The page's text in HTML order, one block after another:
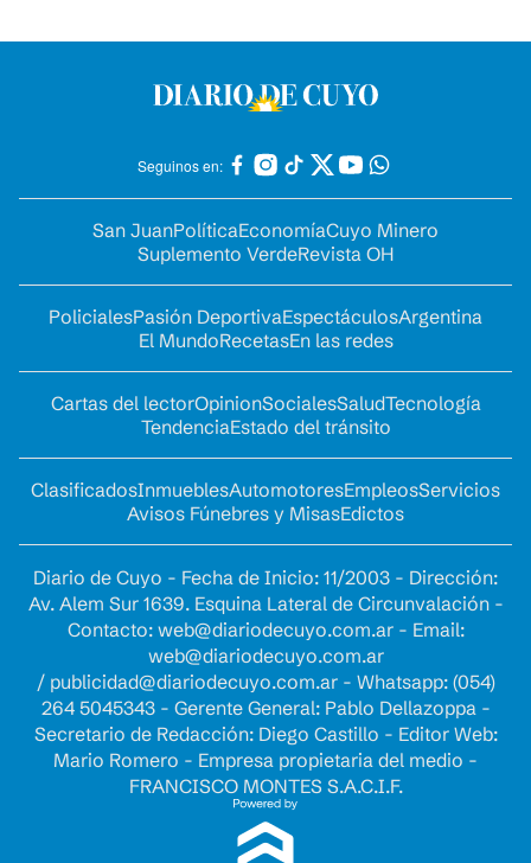
Seguinos en:
San JuanPolíticaEconomíaCuyo Minero
Suplemento VerdeRevista OH
PolicialesPasión DeportivaEspectáculosArgentina
El MundoRecetasEn las redes
Cartas del lectorOpinionSocialesSaludTecnología
TendenciaEstado del tránsito
ClasificadosInmueblesAutomotoresEmpleosServicios
Avisos Fúnebres y MisasEdictos
Diario de Cuyo - Fecha de Inicio: 11/2003 - Dirección:
Av. Alem Sur 1639. Esquina Lateral de Circunvalación -
Contacto: web@diariodecuyo.com.ar- Email:
web@diariodecuyo.com.ar
/ publicidad@diariodecuyo.com.ar- Whatsapp: (054)
264 5045343 - Gerente General: Pablo Dellazoppa -
Secretario de Redacción: Diego Castillo - Editor Web:
Mario Romero - Empresa propietaria del medio -
FRANCISCO MONTES S.A.C.I.F.